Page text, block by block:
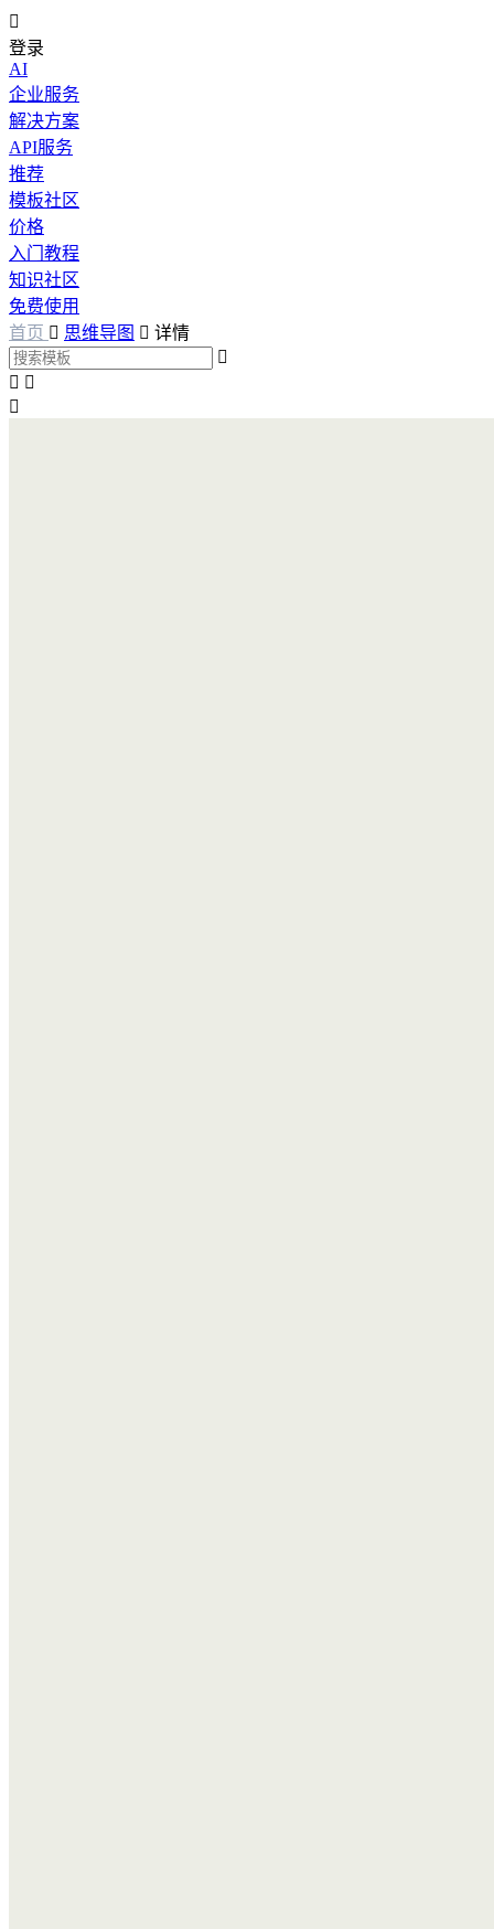

登录
AI
企业服务
解决方案
API服务
推荐
模板社区
价格
入门教程
知识社区
免费使用
首页  思维导图  详情

 
